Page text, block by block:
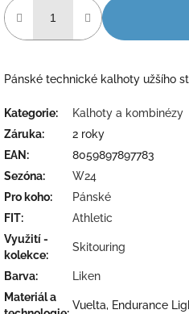
Pánské technické kalhoty užšího
Kategorie:
Kalhoty a kombinézy
Záruka:
2 roky
EAN :
8059897897783
Sezóna:
W24
Pro koho:
Pánské
FIT:
Athletic
Využití -
kolekce:
Skitouring
Barva:
Liken
Materiál a
Vuelta, Endurance